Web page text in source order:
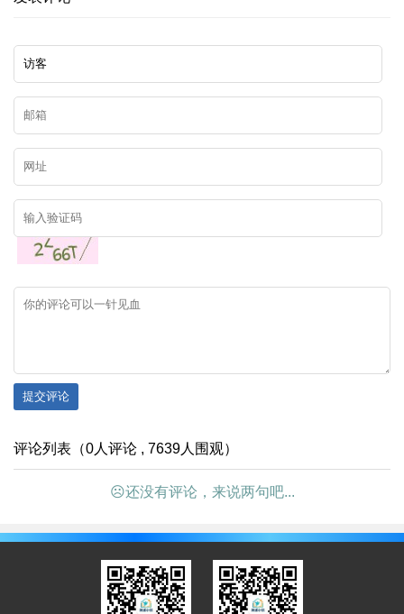
提交评论
评论列表（0人评论 , 7639人围观）
☹还没有评论，来说两句吧...